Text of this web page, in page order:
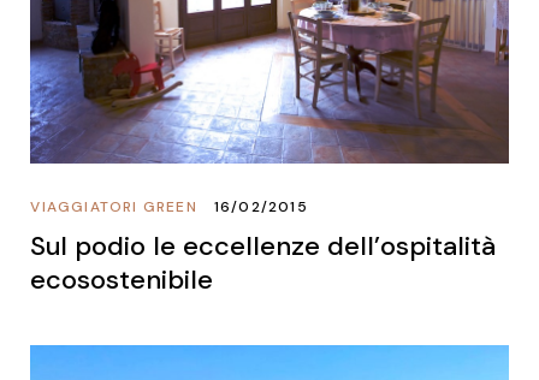
VIAGGIATORI GREEN 16/02/2015
Sul podio le eccellenze dell’ospitalità
ecosostenibile